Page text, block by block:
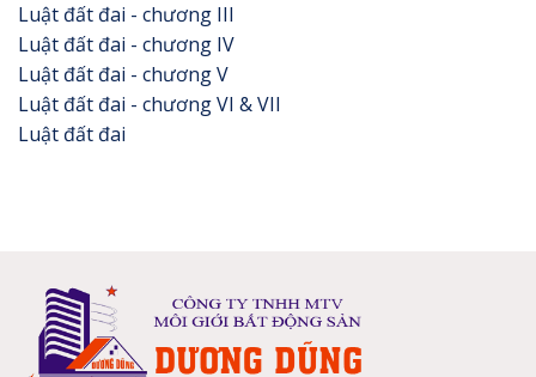
Luật đất đai - chương III
Luật đất đai - chương IV
Luật đất đai - chương V
Luật đất đai - chương VI & VII
Luật đất đai